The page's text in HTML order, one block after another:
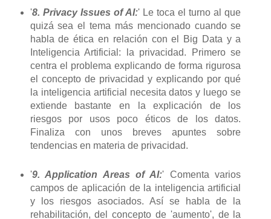
'8. Privacy Issues of AI:' Le toca el turno al que
quizá sea el tema más mencionado cuando se
habla de ética en relación con el Big Data y a
Inteligencia Artificial: la privacidad. Primero se
centra el problema explicando de forma rigurosa
el concepto de privacidad y explicando por qué
la inteligencia artificial necesita datos y luego se
extiende bastante en la explicación de los
riesgos por usos poco éticos de los datos.
Finaliza con unos breves apuntes sobre
tendencias en materia de privacidad.
'9. Application Areas of AI:' Comenta varios
campos de aplicación de la inteligencia artificial
y los riesgos asociados. Así se habla de la
rehabilitación, del concepto de 'aumento', de la